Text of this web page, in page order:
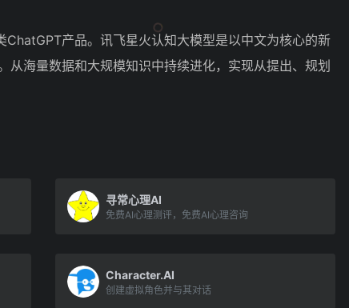
产品。讯飞星火认知大模型是以中文为核心的新
海量数据和大规模知识中持续进化，实现从提出、规划
寻常心理AI
免费AI心理测评，免费AI心理咨询
Character.AI
创建虚拟角色并与其对话